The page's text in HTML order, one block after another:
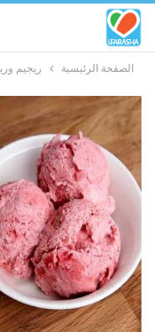
الصفحة الرئيسية ريجيم